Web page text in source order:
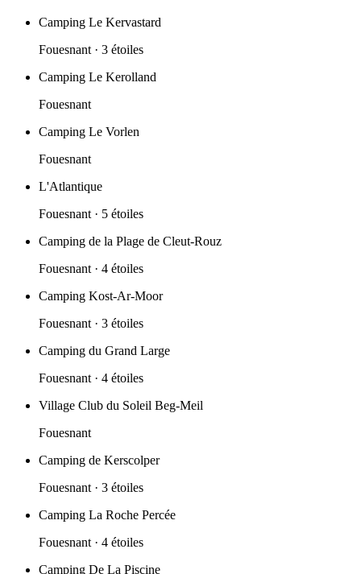
Camping Le Kervastard
Fouesnant · 3 étoiles
Camping Le Kerolland
Fouesnant
Camping Le Vorlen
Fouesnant
L'Atlantique
Fouesnant · 5 étoiles
Camping de la Plage de Cleut-Rouz
Fouesnant · 4 étoiles
Camping Kost-Ar-Moor
Fouesnant · 3 étoiles
Camping du Grand Large
Fouesnant · 4 étoiles
Village Club du Soleil Beg-Meil
Fouesnant
Camping de Kerscolper
Fouesnant · 3 étoiles
Camping La Roche Percée
Fouesnant · 4 étoiles
Camping De La Piscine